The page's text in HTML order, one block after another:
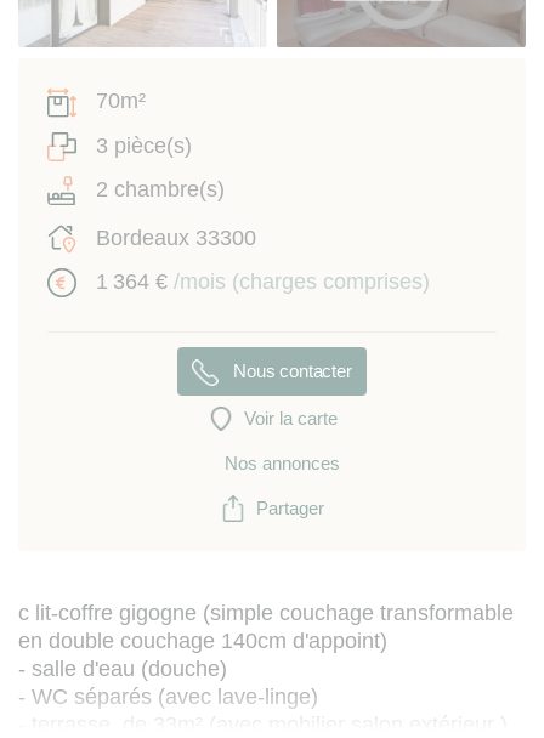
70m²
3 pièce(s)
2 chambre(s)
Bordeaux 33300
1 364 € /mois (charges comprises)
Nous contacter
Voir la carte
Nos annonces
Partager
c lit-coffre gigogne (simple couchage transformable
en double couchage 140cm d'appoint)
- salle d'eau (douche)
- WC séparés (avec lave-linge)
- terrasse de 33m² (avec mobilier salon extérieur )